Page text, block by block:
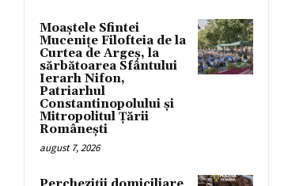
Moaștele Sfintei
Mucenițe Filofteia de la
Curtea de Argeș, la
sărbătoarea Sfântului
Ierarh Nifon,
Patriarhul
Constantinopolului și
Mitropolitul Țării
Românești
august 7, 2026